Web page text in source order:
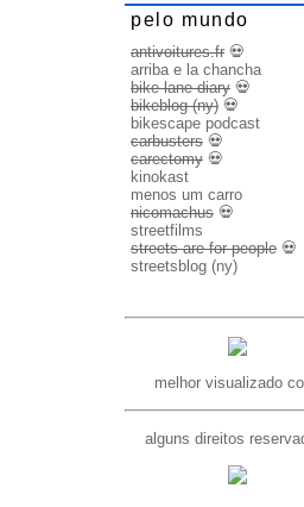
pelo mundo
antivoitures.fr 💀
arriba e la chancha
bike lane diary 💀
bikeblog (ny) 💀
bikescape podcast
carbusters 💀
carectomy 💀
kinokast
menos um carro
nicomachus 💀
streetfilms
streets are for people 💀
streetsblog (ny)
melhor visualizado
alguns direitos